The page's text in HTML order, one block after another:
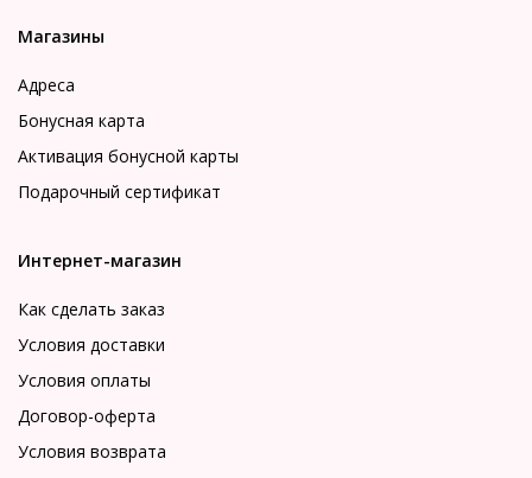
Магазины
Адреса
Бонусная карта
Активация бонусной карты
Подарочный сертификат
Интернет-магазин
Как сделать заказ
Условия доставки
Условия оплаты
Договор-оферта
Условия возврата